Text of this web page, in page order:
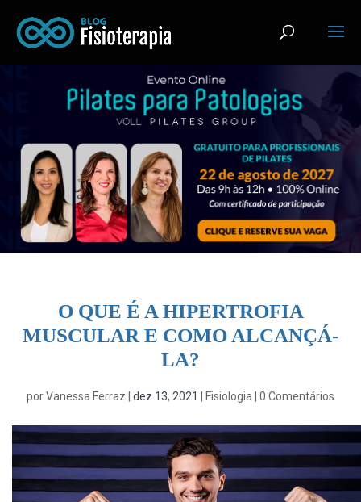
O QUE É A HIPERTROFIA
MUSCULAR E COMO ALCANÇÁ-
LA?
porVanessa Ferraz dez 13, 2021 Fisiologia 0 Comentários